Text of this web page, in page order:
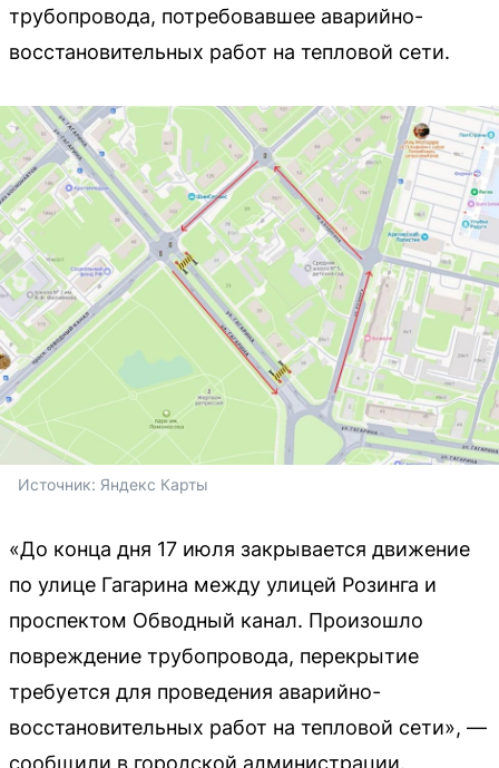
трубопровода, потребовавшее аварийно-
восстановительных работ на тепловой сети.
Источник: Яндекс Карты
«До конца дня 17 июля закрывается движение
по улице Гагарина между улицей Розинга и
проспектом Обводный канал. Произошло
повреждение трубопровода, перекрытие
требуется для проведения аварийно-
восстановительных работ на тепловой сети», —
сообщили в городской администрации.